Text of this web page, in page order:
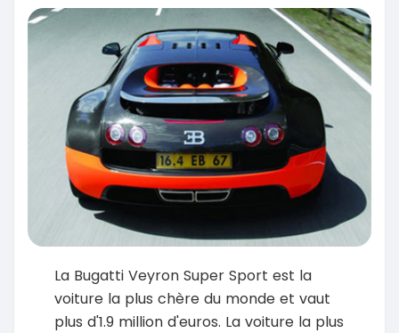
La Bugatti Veyron Super Sport est la
voiture la plus chère du monde et vaut
plus d'1.9 million d'euros. La voiture la plus